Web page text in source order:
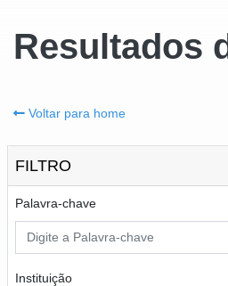
Resultados
Voltar para home
FILTRO
Palavra-chave
Instituição